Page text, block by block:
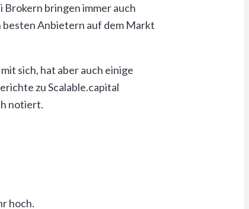
bringen immer auch
besten Anbietern auf dem Markt
sich, hat aber auch einige
zu Scalable.capital
notiert.
hoch.